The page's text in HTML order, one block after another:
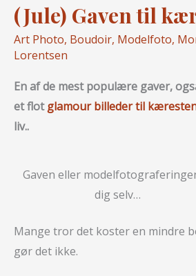
(Jule) Gaven til
Art Photo, Boudoir, Modelfoto,
Lorentsen
En af de mest populære gaver,
et flotglamour billeder til
liv..
Gaven eller
dig selv…
Mange tror det koster en mindre
gør det ikke.